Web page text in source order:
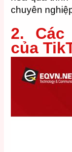
chuyên
2.
của